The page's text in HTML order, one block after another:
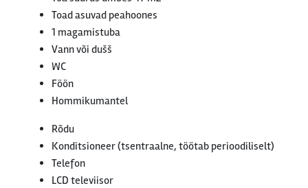
Toad asuvad peahoones
1 magamistuba
Vann või dušš
WC
Föön
Hommikumantel
Rõdu
Konditsioneer (tsentraalne, töötab perioodiliselt)
Telefon
LCD televiisor